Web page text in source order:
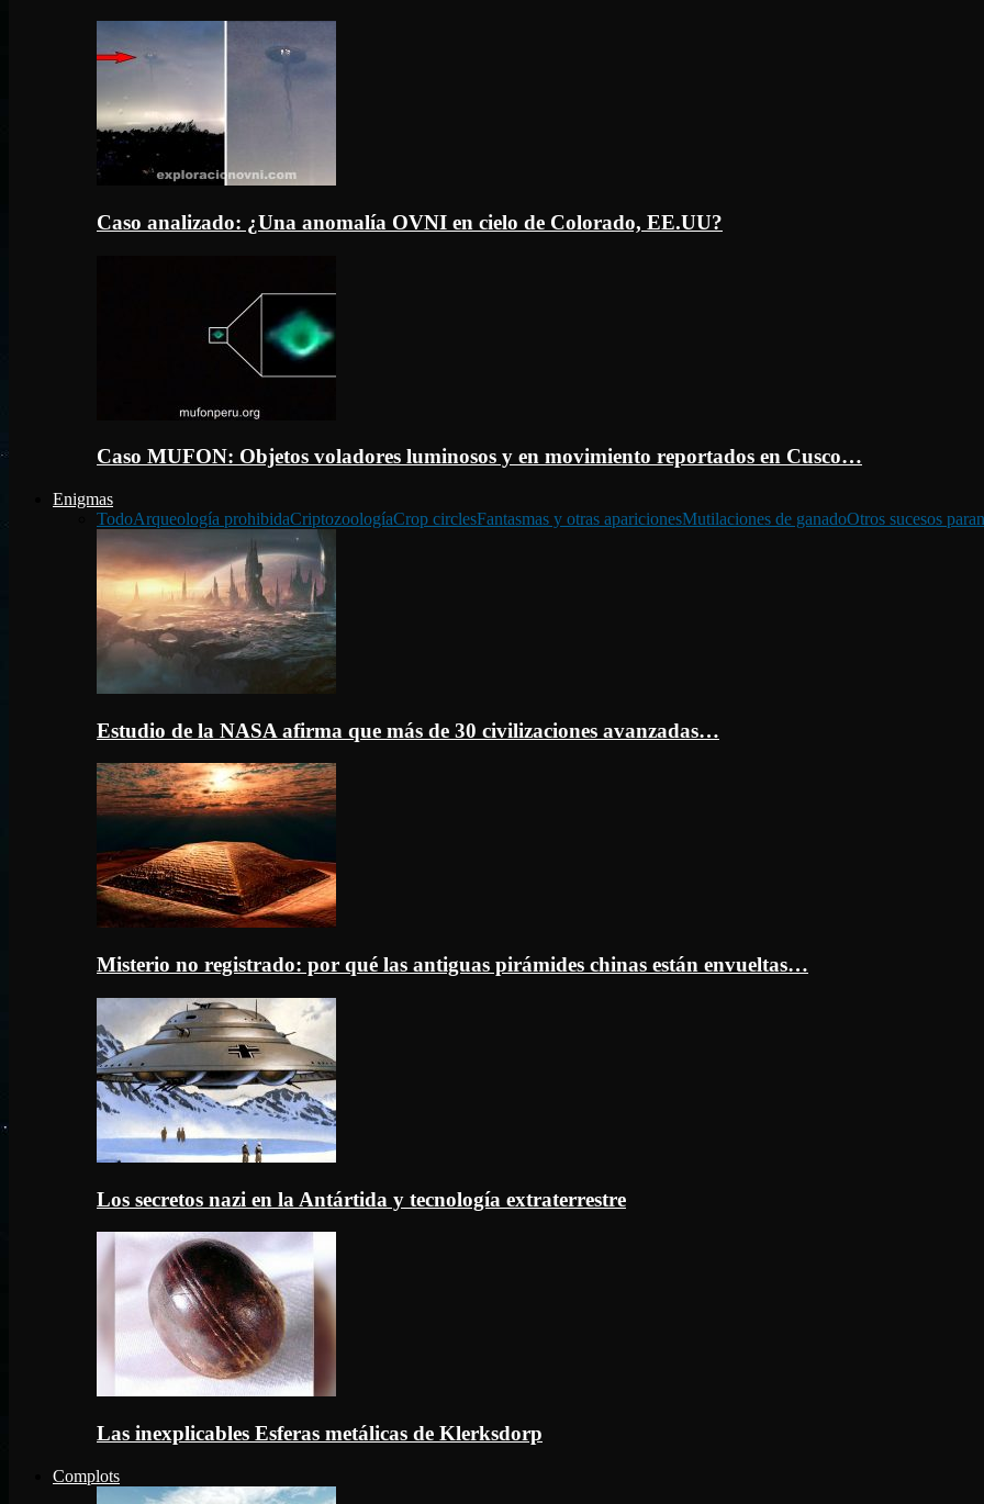
Caso analizado: ¿Una anomalía OVNI en cielo de Colorado, EE.UU?
Caso MUFON: Objetos voladores luminosos y en movimiento reportados en Cusco…
Enigmas
TodoArqueología prohibidaCriptozoologíaCrop circlesFantasmas y otras aparicionesMutilaciones de ganadoOtros sucesos
Estudio de la NASA afirma que más de 30 civilizaciones avanzadas…
Misterio no registrado: por qué las antiguas pirámides chinas están envueltas…
Los secretos nazi en la Antártida y tecnología extraterrestre
Las inexplicables Esferas metálicas de Klerksdorp
Complots